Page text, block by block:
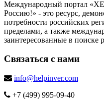
Международный портал
Россию!» - это ресурс,
потребности российских
пределами, а также
заинтересованные в поиске
Связаться с нами
info@helpinver.com
+7 (499) 995-09-40